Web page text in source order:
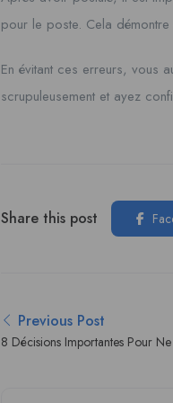
pour le poste. Cela
En évitant ces erreurs, vous
scrupuleusement et ayez
Share this post
Previous Post
8 Décisions Importantes Pour